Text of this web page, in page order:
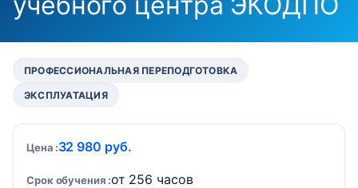
ПРОФЕССИОНАЛЬНАЯ ПЕРЕПОДГОТОВКА
ЭКСПЛУАТАЦИЯ
Цена 32 980 руб.
Срок обучения от 256 часов